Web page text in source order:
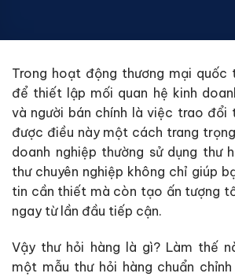
Trong hoạt động thương mại quốc
để thiết lập mối quan hệ kinh
và người bán chính là việc trao đổi
được điều này một cách trang
doanh nghiệp thường sử dụng thư
thư chuyên nghiệp không chỉ giúp
tin cần thiết mà còn tạo ấn tượng
ngay từ lần đầu tiếp cận.
Vậy thư hỏi hàng là gì? Làm thế
một mẫu thư hỏi hàng chuẩn